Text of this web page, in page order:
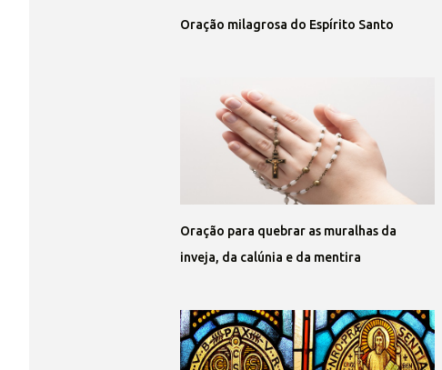
Oração milagrosa do Espírito Santo
Oração para quebrar as muralhas da
inveja, da calúnia e da mentira